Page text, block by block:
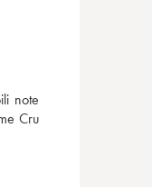
note
Cru